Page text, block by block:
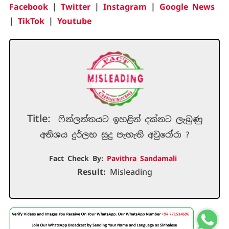
Facebook| Twitter| Instagram | Google News
| TikTok | Youtube
Title:
ෆින්ලන්තයට ඉහළින් දක්නට ලැබුණු
අතිශය දුර්ලභ සුදු පැහැති අවුරෝරා ?
Fact Check By: Pavithra Sandamali
Result: Misleading